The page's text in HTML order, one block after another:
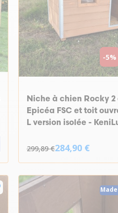
-5%
Niche à chien Rocky 2
Epicéa FSC et toit
L version isolée -
299,89 €284,90 €